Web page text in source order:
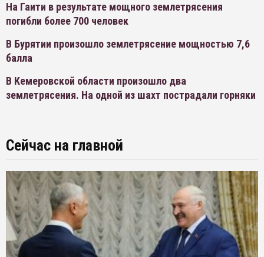
На Гаити в результате мощного землетрясения
погибли более 700 человек
В Бурятии произошло землетрясение мощностью 7,6
балла
В Кемеровской области произошло два
землетрясения. На одной из шахт пострадали горняки
Сейчас на главной